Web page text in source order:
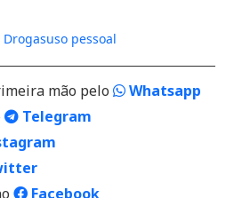
uso pessoal
mão pelo
Whatsapp
Telegram
Facebook